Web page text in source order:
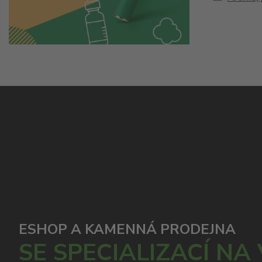
ESHOP A KAMENNÁ PRODEJNA
SE SPECIALIZACÍ NA